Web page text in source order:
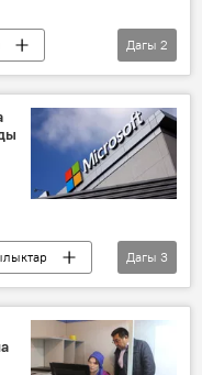
Дагы 2
өкмөт
Дагы 3